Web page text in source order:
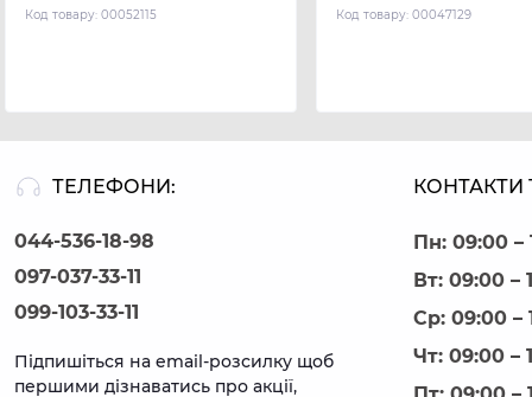
Код товару: 00052115
м.п.) REHAU глянец
Код товару:00047129
ТЕЛЕФОНИ:
044-536-18-98
097-037-33-11
099-103-33-11
Підпишіться на email-розсилку щоб
першими дізнаватись про акції,
КОНТАКТИ
Пн: 09:00 –
Вт: 09:00 –
Ср: 09:00 –
Чт: 09:00 –